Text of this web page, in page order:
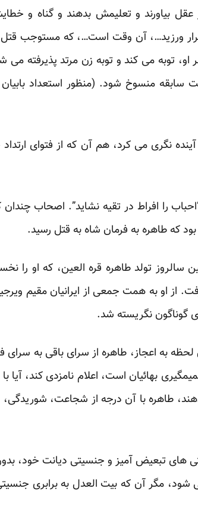
بیاورند و تعلیمش بدهند و گناه و
اصرار ورزید…، آن وقت است…، که مستوجب
توبه می کند و توبه زن مرتد پذیرفته می
سابقه منسوخ شود. (منظور استعداد
نگری می کرد، هم آن که از فتوای
را افراط در تقیه نشاید”. اصحاب
که طاهره به فرمان شاه به قتل رسید.
سالروز تولد طاهره قره العین، که او را
از او به همت جمعی از ایرانیان مقیم
گوناگون نگریسته شد.
به اعجاز، طاهره از سرای باقی به سرای
بهائیان است، اعلام نامزدی کند، آیا
طاهره با آن درجه از شجاعت،
های تبعیض آمیز و جنسیتی دیانت خود،
شود، مگر آن که بیت العدل به برابری